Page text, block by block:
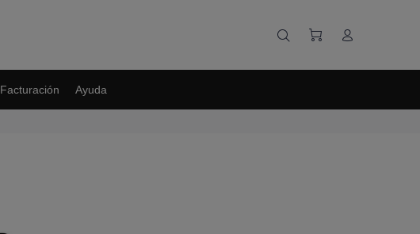
Facturación Ayuda